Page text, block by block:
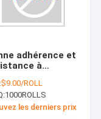
adhérence et
à
$9.00/ROLL
1000ROLLS
les derniers prix